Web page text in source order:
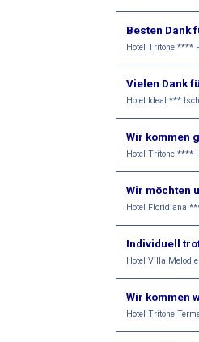
Besten Dank
Hotel Tritone ****
Vielen Dank
Hotel Ideal ***
Wir kommen
Hotel Tritone ****
Wir möchten
Hotel Floridiana
Individuell
Hotel Villa
Wir kommen
Hotel Tritone